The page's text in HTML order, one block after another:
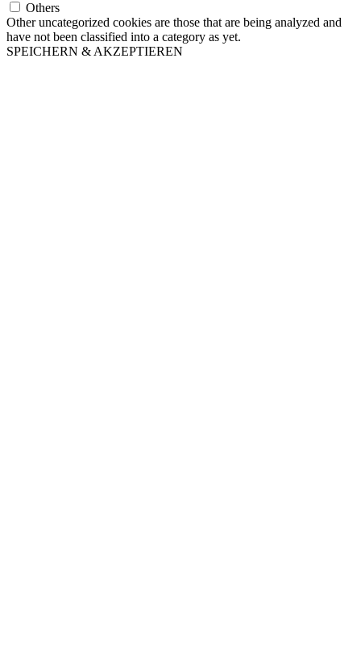
Others
Other uncategorized cookies are those that are being analyzed and
have not been classified into a category as yet.
SPEICHERN & AKZEPTIEREN